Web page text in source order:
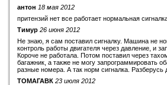
антон 18 мая 2012
притензий нет все работает нормальная
Тимур 26 июня 2012
Не знаю, я сам поставил сигналку. Машина не
контроль работы двигателя через давление, и
Короче не работала. Потом поставил через
багажник, а также не могу запрограммировать
разные номера. А так норм сигналка.
ТОМАГАВК 23 июля 2012